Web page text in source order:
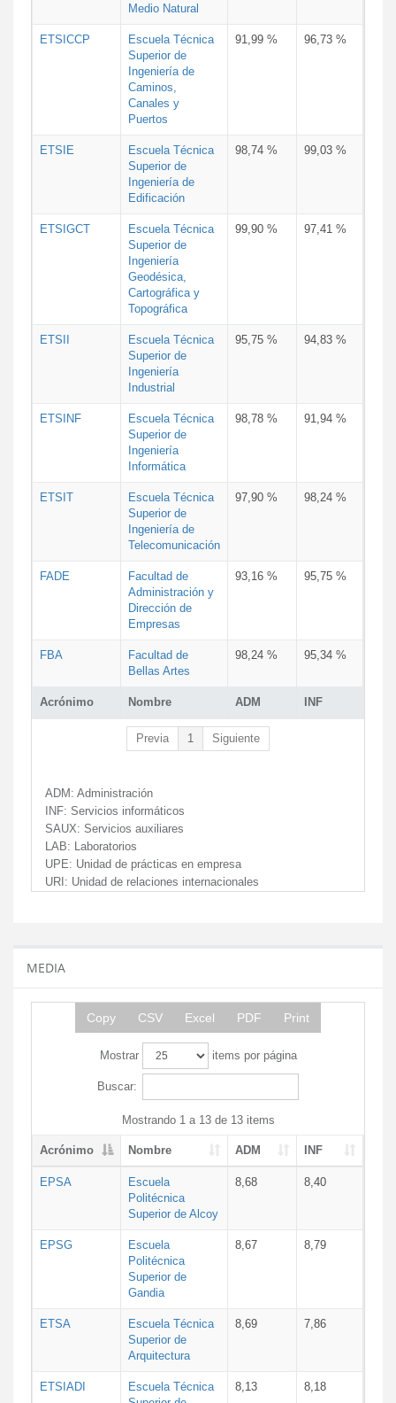
Acrónimo Nombre ADM INF
Medio Natural
ETSICCP
Escuela Técnica
Superior de
Ingeniería de
Caminos,
Canales y
Puertos
91,99 % 96,73 %
ETSIE
Escuela Técnica
Superior de
Ingeniería de
Edificación
98,74 % 99,03 %
ETSIGCT
Escuela Técnica
Superior de
Ingeniería
Geodésica,
Cartográfica y
Topográfica
99,90 % 97,41 %
ETSII
Escuela Técnica
Superior de
Ingeniería
Industrial
95,75 % 94,83 %
ETSINF
Escuela Técnica
Superior de
Ingeniería
Informática
98,78 % 91,94 %
ETSIT
Escuela Técnica
Superior de
Ingeniería de
Telecomunicación
97,90 % 98,24 %
FADE
Facultad de
Administración y
Dirección de
Empresas
93,16 % 95,75 %
FBA
Facultad de
Bellas Artes
98,24 % 95,34 %
Previa 1 Siguiente
ADM: Administración
INF: Servicios informáticos
SAUX: Servicios auxiliares
LAB: Laboratorios
UPE: Unidad de prácticas en empresa
URI: Unidad de relaciones internacionales
MEDIA
Copy CSV Excel PDF Print
Mostrar items por página
Buscar:
Mostrando 1 a 13 de 13 items
Acrónimo Nombre ADM INF
EPSA
Escuela
Politécnica
Superior de Alcoy
8,68 8,40
EPSG
Escuela
Politécnica
Superior de
Gandia
8,67 8,79
ETSA
Escuela Técnica
Superior de
Arquitectura
8,69 7,86
ETSIADI
Escuela Técnica
8,13 8,18